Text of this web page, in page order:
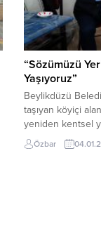
“Sözümüzü
Yaşıyoruz”
Beylikdüzü
taşıyan köyiçi
yeniden kentsel
Köy 3 Meydan”
Projenin Gürpınar
Özbar